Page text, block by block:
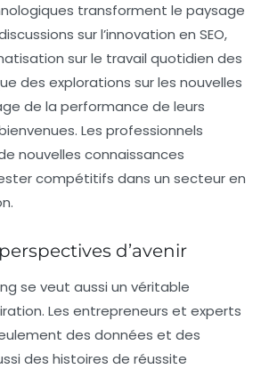
transforment le paysage
sur l’innovation en SEO,
sur le travail quotidien des
des explorations sur les nouvelles
de la performance de leurs
Les professionnels
nouvelles connaissances
compétitifs dans un secteur en
d’avenir
se veut aussi un véritable
Les entrepreneurs et experts
des données et des
des histoires de réussite